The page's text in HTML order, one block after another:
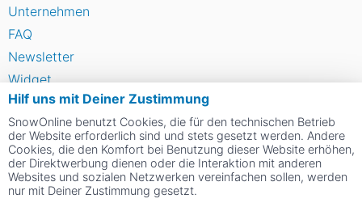
Hilf uns mit Deiner Zustimmung
SnowOnline benutzt Cookies, die für den technischen Betrieb
der Website erforderlich sind und stets gesetzt werden. Andere
Cookies, die den Komfort bei Benutzung dieser Website erhöhen,
der Direktwerbung dienen oder die Interaktion mit anderen
Websites und sozialen Netzwerken vereinfachen sollen, werden
nur mit Deiner Zustimmung gesetzt.
Unternehmen
FAQ
Newsletter
Widget
Umfragen
Skigebiet bewerten
Social Web